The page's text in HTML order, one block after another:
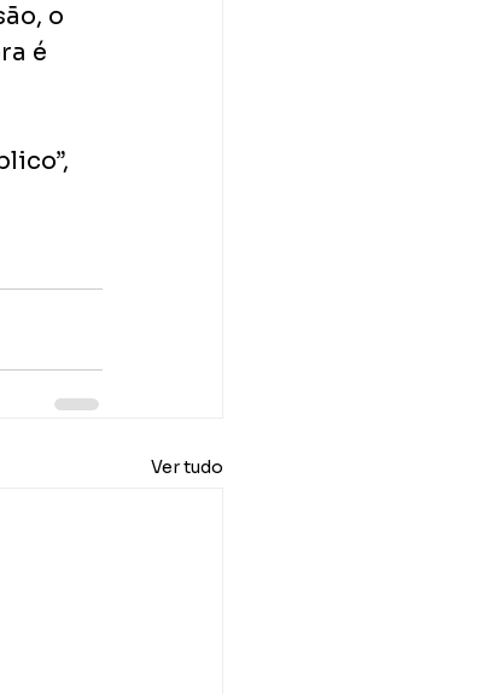
o
é
Ver tudo